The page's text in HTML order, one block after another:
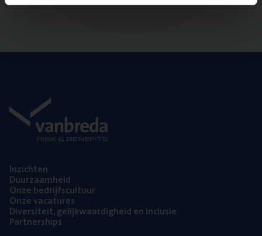
Inzich­ten
Duur­zaam­heid
Onze bedrijfs­cul­tuur
Onze vaca­tu­res
Diver­si­teit, gelijk­waar­dig­heid en inclusie
Part­ner­ships